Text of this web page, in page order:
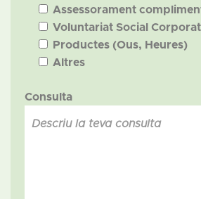
Assessorament
Voluntariat Social
Productes (Ous, Heures)
Altres
Consulta